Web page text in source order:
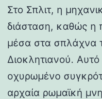
Στο Σπλιτ, η
διάσταση, καθώς η
μέσα στα σπλάχνα
Διοκλητιανού.
οχυρωμένο
αρχαία ρωμαϊκή